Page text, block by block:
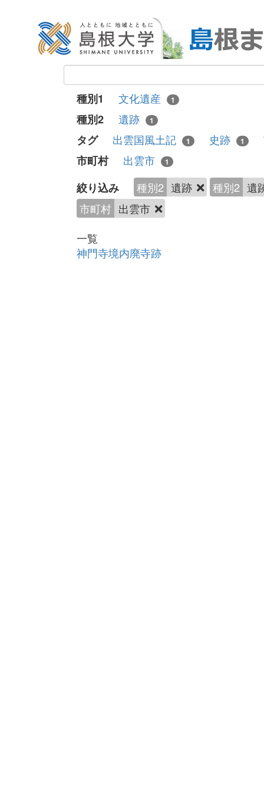
種別1 文化遺産 1
種別2 遺跡 1
タグ 出雲国風土記 1 史跡 1
市町村
出雲市 1
絞り込み 種別2 遺跡 種別2 遺
市町村 出雲市
一覧
神門寺境内廃寺跡